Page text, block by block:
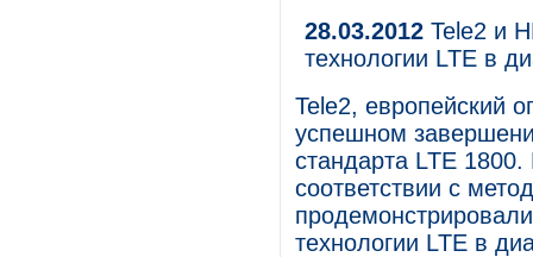
28.03.2012 Tele2 и
технологии LTE в
Tele2, европейский
успешном
стандарта LTE
соответствии с
технологии LTE в